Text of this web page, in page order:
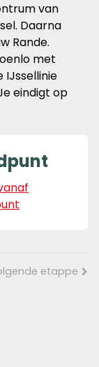
van
Daarna
Rande.
met
eindigt op
etappe